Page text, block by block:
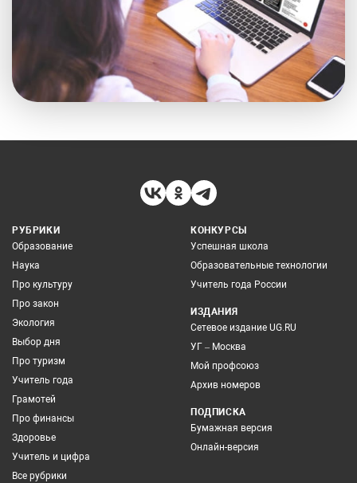
РУБРИКИ
Образование
Наука
Про культуру
Про закон
Экология
Выбор дня
Про туризм
Учитель года
Грамотей
Про финансы
Здоровье
Учитель и цифра
Все рубрики
КОНКУРСЫ
Успешная школа
Образовательные технологии
Учитель года России
ИЗДАНИЯ
Сетевое издание UG.RU
УГ – Москва
Мой профсоюз
Архив номеров
ПОДПИСКА
Бумажная версия
Онлайн-версия